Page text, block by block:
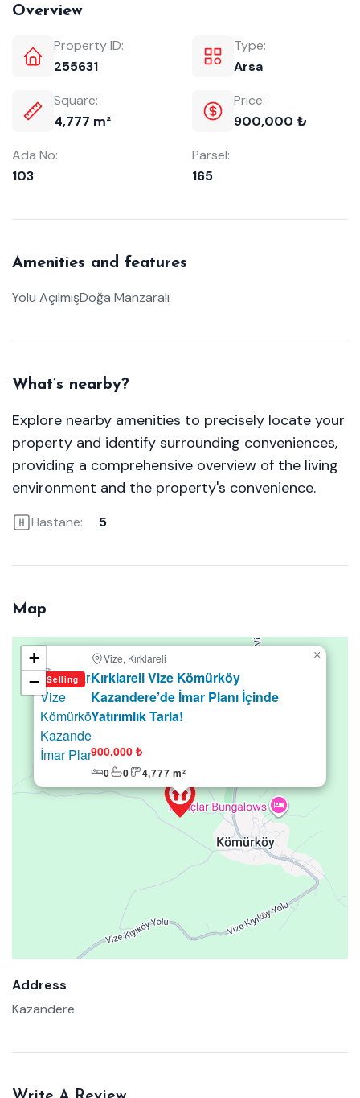
Overview
Property ID:
255631
Type:
Arsa
Square:
4,777 m²
Price:
900,000 ₺
Ada No:
103
Parsel:
165
Amenities and features
Yolu AçılmışDoğa Manzaralı
What’s nearby?
Explore nearby amenities to precisely locate your
property and identify surrounding conveniences,
providing a comprehensive overview of the living
environment and the property's convenience.
Hastane: 5
Map
Selling
Vize, Kırklareli
Kırklareli Vize Kömürköy
Kazandere’de İmar Planı İçinde
Yatırımlık Tarla!
900,000 ₺
0 0 4,777 m²
×
+
−
Address
Kazandere